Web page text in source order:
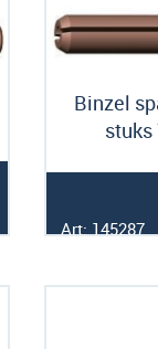
Binzel
stuks
Art: 145287